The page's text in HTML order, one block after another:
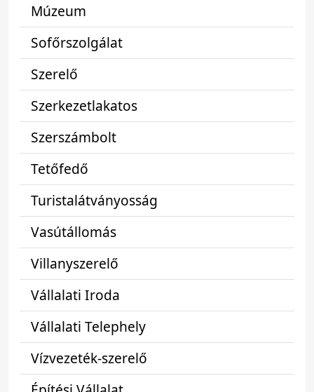
Múzeum
Sofőrszolgálat
Szerelő
Szerkezetlakatos
Szerszámbolt
Tetőfedő
Turistalátványosság
Vasútállomás
Villanyszerelő
Vállalati Iroda
Vállalati Telephely
Vízvezeték-szerelő